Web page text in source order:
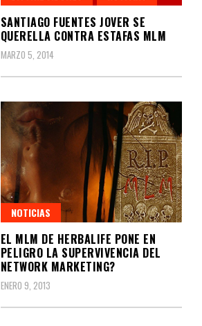
SANTIAGO FUENTES JOVER SE
QUERELLA CONTRA ESTAFAS MLM
MARZO 5, 2014
NOTICIAS
EL MLM DE HERBALIFE PONE EN
PELIGRO LA SUPERVIVENCIA DEL
NETWORK MARKETING?
ENERO 9, 2013